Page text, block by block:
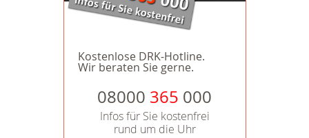
Kostenlose DRK-Hotline.
Wir beraten Sie gerne.
08000 365 000
Infos für Sie kostenfrei
rund um die Uhr